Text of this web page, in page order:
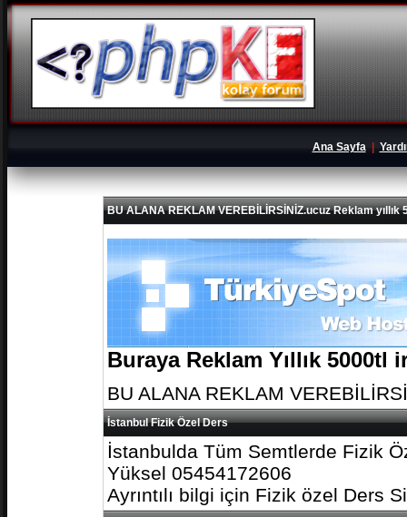
Ana Sayfa|
BU ALANA REKLAM VEREBİLİRSİNİZ.ucuz Reklam yıllık
Buraya Reklam Yıllık
BU ALANA REKLAM
İstanbul Fizik Özel Ders
İstanbulda Tüm Semtlerde Fizik
Yüksel 05454172606
Ayrıntılı bilgi için Fizik özel Ders